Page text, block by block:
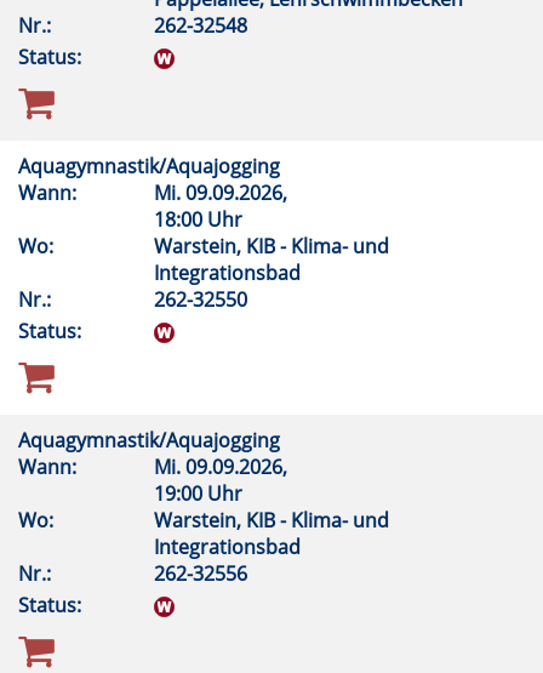
Nr.:
262-32548
Status:
Aquagymnastik/Aquajogging
Wann:
Mi.09.09.2026,
18:00 Uhr
Wo:
Warstein, KIB - Klima- und
Integrationsbad
Nr.:
262-32550
Status:
Aquagymnastik/Aquajogging
Wann:
Mi.09.09.2026,
19:00 Uhr
Wo:
Warstein, KIB - Klima- und
Integrationsbad
Nr.:
262-32556
Status: